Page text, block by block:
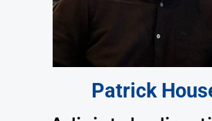
Patrick